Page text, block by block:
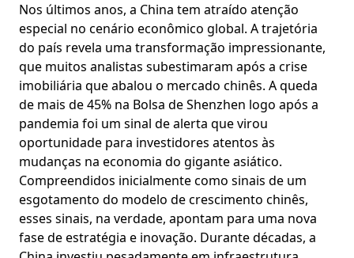
Nos últimos anos, a China tem atraído atenção
especial no cenário econômico global. A trajetória
do país revela uma transformação impressionante,
que muitos analistas subestimaram após a crise
imobiliária que abalou o mercado chinês. A queda
de mais de 45% na Bolsa de Shenzhen logo após a
pandemia foi um sinal de alerta que virou
oportunidade para investidores atentos às
mudanças na economia do gigante asiático.
Compreendidos inicialmente como sinais de um
esgotamento do modelo de crescimento chinês,
esses sinais, na verdade, apontam para uma nova
fase de estratégia e inovação. Durante décadas, a